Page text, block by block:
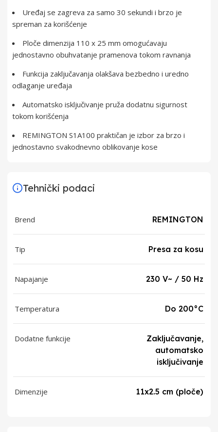
Uređaj se zagreva za samo 30 sekundi i brzo je
spreman za korišćenje
Ploče dimenzija 110 x 25 mm omogućavaju
jednostavno obuhvatanje pramenova tokom ravnanja
Funkcija zaključavanja olakšava bezbedno i uredno
odlaganje uređaja
Automatsko isključivanje pruža dodatnu sigurnost
tokom korišćenja
REMINGTON S1A100 praktičan je izbor za brzo i
jednostavno svakodnevno oblikovanje kose
Tehnički podaci
Brend REMINGTON
Tip Presa za kosu
Napajanje 230 V~ / 50 Hz
Temperatura Do 200°C
Dodatne funkcije
Zaključavanje,
automatsko
isključivanje
Dimenzije 11x2.5 cm (ploče)